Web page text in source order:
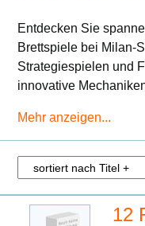
Entdecken Sie
Brettspiele bei Milan-
Strategiespielen und
innovative
Mehr anzeigen...
12